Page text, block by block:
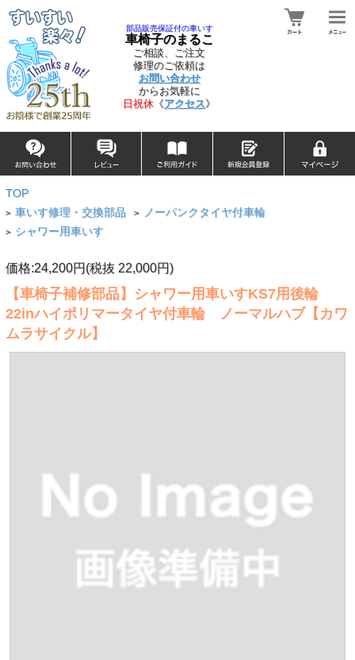
部品販売保証付の車いす
車椅子のまるこ
ご相談、ご注文
修理のご依頼は
お問い合わせ
からお気軽に
日祝休 《アクセス》
TOP
> 車いす修理・交換部品 > ノーパンクタイヤ付車輪
> シャワー用車いす
価格:24,200円(税抜 22,000円)
【車椅子補修部品】シャワー用車いすKS7用後輪
22inハイポリマータイヤ付車輪 ノーマルハブ【カワ
ムラサイクル】